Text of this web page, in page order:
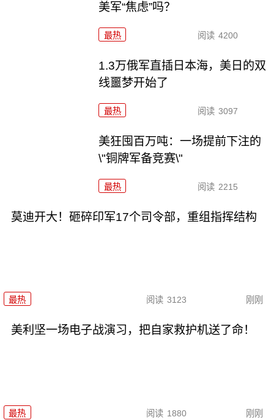
美军“焦虑”吗？
最热 阅读 4200
1.3万俄军直插日本海，美日的双
线噩梦开始了
最热 阅读 3097
美狂囤百万吨：一场提前下注的
\"铜牌军备竞赛\"
最热 阅读 2215
莫迪开大！砸碎印军17个司令部，重组指挥结构
最热 阅读 3123 刚刚
美利坚一场电子战演习，把自家救护机送了命！
最热 阅读 1880 刚刚